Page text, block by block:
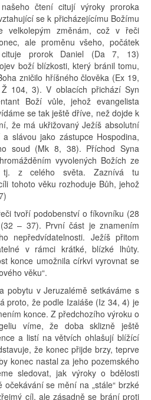
čtení citují výroky proroka
se k přicházejícímu Božímu
velkolepým změnám, což v řeči
ale proměnu všeho, počátek
prorok Daniel (Da 7, 13)
boží blízkosti, který bránil tomu,
zničilo hříšného člověka (Ex 19,
104, 3). V oblacích přichází Syn
Boží vůle, jehož evangelista
se tak ještě dříve, než dojde k
že má ukřižovaný Ježíš absolutní
slávou jako zástupce Hospodina,
soud (Mk 8, 38). Příchod Syna
vyvolených Božích ze
tj. z celého světa. Zaznívá tu
tohoto věku rozhoduje Bůh, jehož
tvoří podobenství o fíkovníku (28
– 37). První část je znamením
nepředvídatelnosti. Ježíš přitom
v rámci krátké, blízké lhůty.
konce umožnila církvi vyrovnat se
věku“.
pobytu v Jeruzalémě setkáváme s
proto, že podle Izaiáše (Iz 34, 4) je
konce. Z předchozího výroku o
víme, že doba sklizně ještě
a listí na větvích ohlašují blížící
že konec přijde brzy, teprve
konec nastal za jeho pozemského
sledovat, jak výroky o bdělosti
se mění na „stále“ brzké
cíl, ale zásadně se brání proti